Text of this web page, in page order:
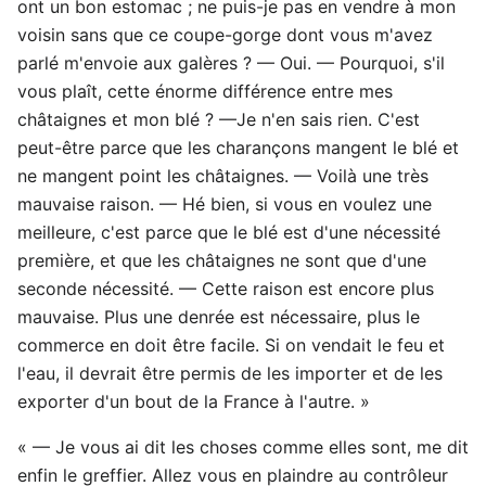
ont un bon estomac ; ne puis-je pas en vendre à mon
voisin sans que ce coupe-gorge dont vous m'avez
parlé m'envoie aux galères ? — Oui. — Pourquoi, s'il
vous plaît, cette énorme différence entre mes
châtaignes et mon blé ? —Je n'en sais rien. C'est
peut-être parce que les charançons mangent le blé et
ne mangent point les châtaignes. — Voilà une très
mauvaise raison. — Hé bien, si vous en voulez une
meilleure, c'est parce que le blé est d'une nécessité
première, et que les châtaignes ne sont que d'une
seconde nécessité. — Cette raison est encore plus
mauvaise. Plus une denrée est nécessaire, plus le
commerce en doit être facile. Si on vendait le feu et
l'eau, il devrait être permis de les importer et de les
exporter d'un bout de la France à l'autre. »
« — Je vous ai dit les choses comme elles sont, me dit
enfin le greffier. Allez vous en plaindre au contrôleur